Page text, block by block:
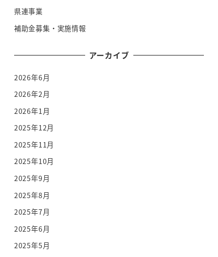
県連事業
補助金募集・実施情報
アーカイブ
2026年6月
2026年2月
2026年1月
2025年12月
2025年11月
2025年10月
2025年9月
2025年8月
2025年7月
2025年6月
2025年5月